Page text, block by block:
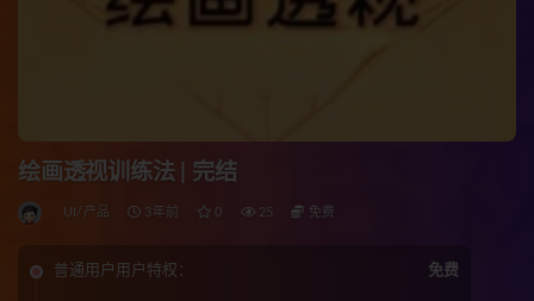
绘画透视训练法 | 完结
UI/产品 3年前 0 25 免费
普通用户用户特权： 免费